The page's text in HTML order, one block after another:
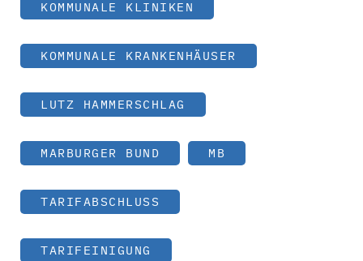
KOMMUNALE KLINIKEN
KOMMUNALE KRANKENHÄUSER
LUTZ HAMMERSCHLAG
MARBURGER BUND MB
TARIFABSCHLUSS
TARIFEINIGUNG